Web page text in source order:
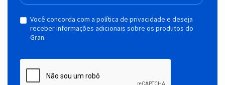
Você concorda com a política de privacidade e deseja
receber informações adicionais sobre os produtos do
Gran.